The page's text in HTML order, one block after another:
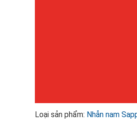
Loại sản phẩm: Nhẫn nam